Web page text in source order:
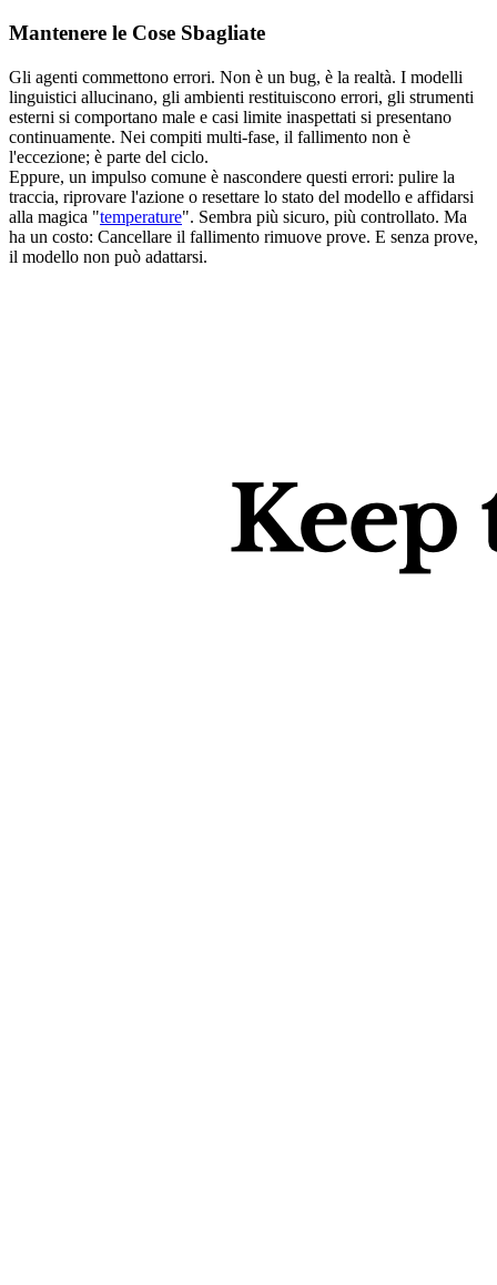
Mantenere le Cose Sbagliate
Gli agenti commettono errori. Non è un bug, è la realtà. I modelli
linguistici allucinano, gli ambienti restituiscono errori, gli strumenti
esterni si comportano male e casi limite inaspettati si presentano
continuamente. Nei compiti multi-fase, il fallimento non è
l'eccezione; è parte del ciclo.
Eppure, un impulso comune è nascondere questi errori: pulire la
traccia, riprovare l'azione o resettare lo stato del modello e affidarsi
alla magica "temperature". Sembra più sicuro, più controllato. Ma
ha un costo: Cancellare il fallimento rimuove prove. E senza prove,
il modello non può adattarsi.